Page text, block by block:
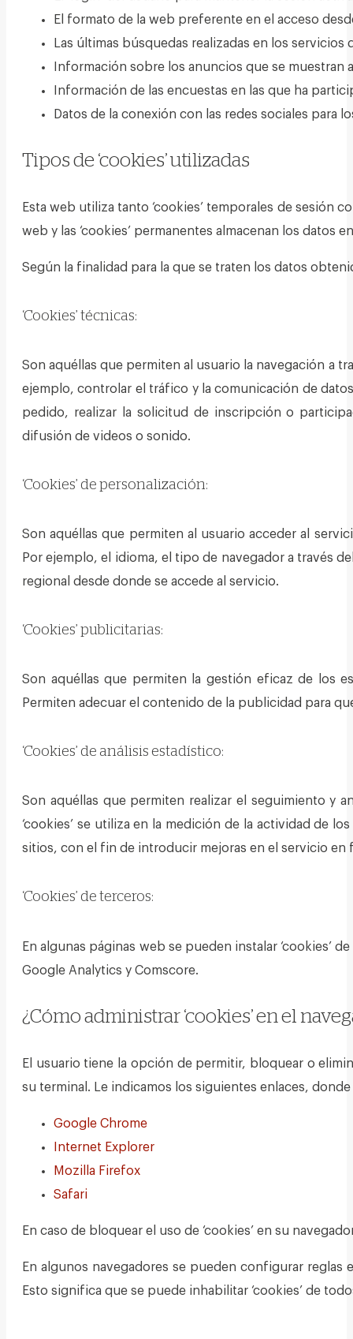
El formato de la web preferente en el acceso
Las últimas búsquedas realizadas en los
Información sobre los anuncios que se muestran
Información de las encuestas en las que ha
Datos de la conexión con las redes sociales para
Tipos de ‘cookies’ utilizadas
Esta web utiliza tanto ‘cookies’ temporales de sesión
web y las ‘cookies’ permanentes almacenan los datos
Según la finalidad para la que se traten los datos
‘Cookies’ técnicas:
Son aquéllas que permiten al usuario la navegación a
ejemplo, controlar el tráfico y la comunicación de
pedido, realizar la solicitud de inscripción o
difusión de videos o sonido.
‘Cookies’ de personalización:
Son aquéllas que permiten al usuario acceder al
Por ejemplo, el idioma, el tipo de navegador a través
regional desde donde se accede al servicio.
‘Cookies’ publicitarias:
Son aquéllas que permiten la gestión eficaz de los
Permiten adecuar el contenido de la publicidad para
‘Cookies’ de análisis estadístico:
Son aquéllas que permiten realizar el seguimiento y
‘cookies’ se utiliza en la medición de la actividad de
sitios, con el fin de introducir mejoras en el servicio
‘Cookies’ de terceros:
En algunas páginas web se pueden instalar
Google Analytics y Comscore.
¿Cómo administrar ‘cookies’ en el
El usuario tiene la opción de permitir, bloquear o
su terminal. Le indicamos los siguientes enlaces,
Google Chrome
Internet Explorer
Mozilla Firefox
Safari
En caso de bloquear el uso de ‘cookies’ en su
En algunos navegadores se pueden configurar
Esto significa que se puede inhabilitar ‘cookies’ de